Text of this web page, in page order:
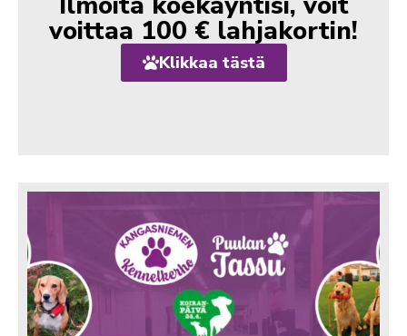
voittaa 100 € lahjakortin!
Klikkaa tästä